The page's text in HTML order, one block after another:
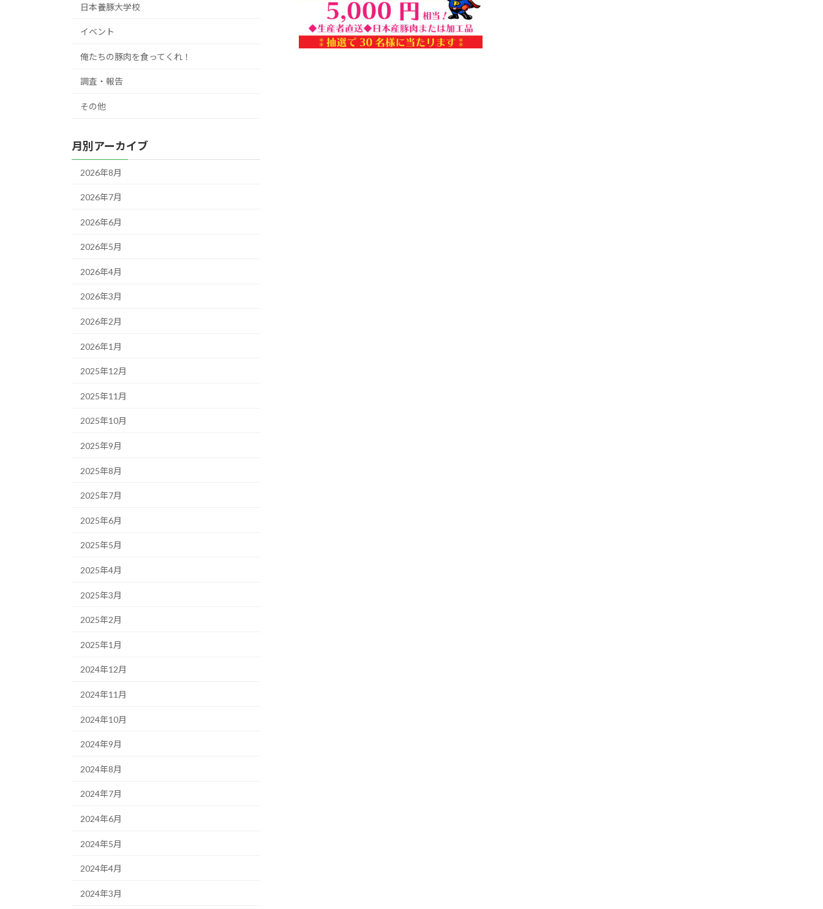
日本養豚大学校
イベント
俺たちの豚肉を食ってくれ！
調査・報告
その他
月別アーカイブ
2026年8月
2026年7月
2026年6月
2026年5月
2026年4月
2026年3月
2026年2月
2026年1月
2025年12月
2025年11月
2025年10月
2025年9月
2025年8月
2025年7月
2025年6月
2025年5月
2025年4月
2025年3月
2025年2月
2025年1月
2024年12月
2024年11月
2024年10月
2024年9月
2024年8月
2024年7月
2024年6月
2024年5月
2024年4月
2024年3月